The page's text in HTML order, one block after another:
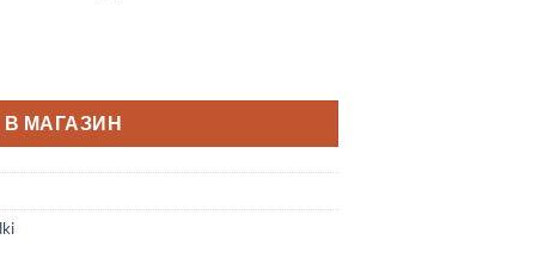
В МАГАЗИН